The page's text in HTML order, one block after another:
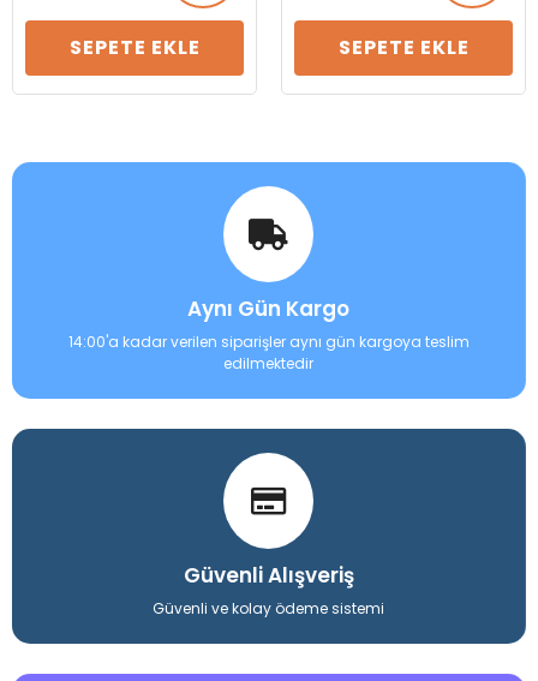
SEPETE EKLE SEPETE EKLE
Aynı Gün Kargo
14:00'a kadar verilen siparişler aynı gün kargoya teslim
edilmektedir
Güvenli Alışveriş
Güvenli ve kolay ödeme sistemi